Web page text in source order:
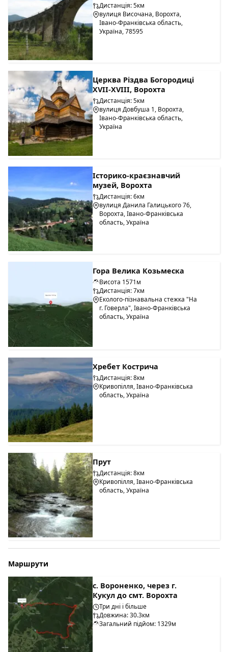
Дистанція: 5км
вулиця Височана, Ворохта,
Івано-Франківська область,
Україна, 78595
Церква Різдва Богородиці
ХVІІ-ХVІІІ, Ворохта
Дистанція: 5км
вулиця Довбуша 1, Ворохта,
Івано-Франківська область,
Україна
Історико-краєзнавчий
музей, Ворохта
Дистанція: 6км
вулиця Данила Галицького 76,
Ворохта, Івано-Франківська
область, Україна
Гора Велика Козьмеска
Висота 1571м
Дистанція: 7км
Еколого-пізнавальна стежка "На
г. Говерла", Івано-Франківська
область, Україна
Хребет Кострича
Дистанція: 8км
Кривопілля, Івано-Франківська
область, Україна
Прут
Дистанція: 8км
Кривопілля, Івано-Франківська
область, Україна
Маршрути
с. Вороненко, через г.
Кукул до смт. Ворохта
Три дні і більше
Довжина: 30.3км
Загальний підйом: 1329м